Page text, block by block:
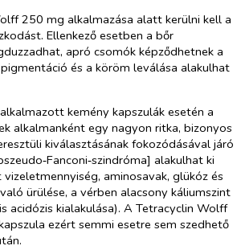
250 mg alkalmazása alatt kerülni kell a
Ellenkező esetben a bőr
apró csomók képződhetnek a
és a köröm leválása alakulhat
kemény kapszulák esetén a
alkalmanként egy nagyon ritka, bizonyos
kiválasztásának fokozódásával járó
alakulhat ki
aminosavak, glükóz és
ürülése, a vérben alacsony káliumszint
acidózis kialakulása). A Tetracyclin Wolff
ezért semmi esetre sem szedhető